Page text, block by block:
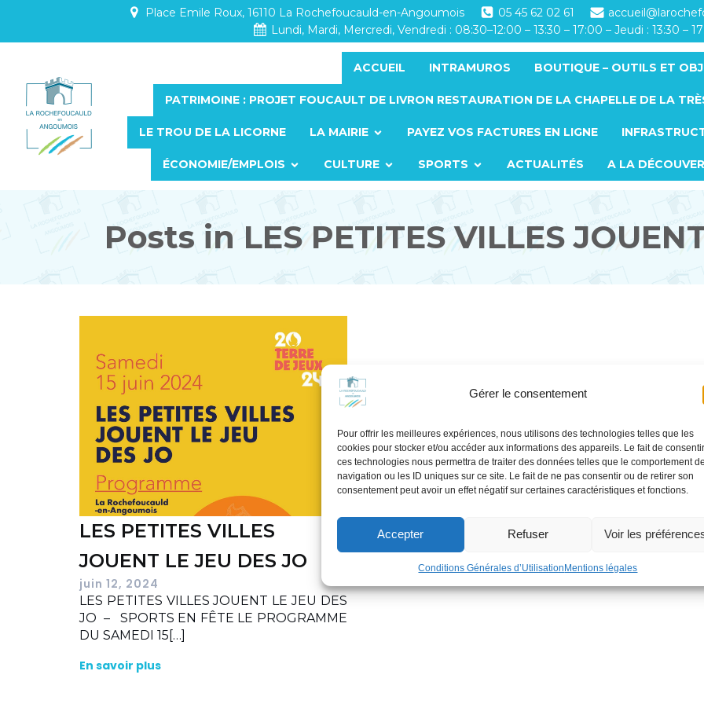
Gérer le consentement
Pour offrir les meilleures expériences, nous utilisons des technologies telles que les
cookies pour stocker et/ou accéder aux informations des appareils. Le fait de
ces technologies nous permettra de traiter des données telles que le comportement de
navigation ou les ID uniques sur ce site. Le fait de ne pas consentir ou de retirer son
consentement peut avoir un effet négatif sur certaines caractéristiques et fonctions.
Accepter Refuser Voir les
Conditions Générales d’UtilisationMentions légales
Place Emile Roux, 16110 La Rochefoucauld-en-Angoumois 05 45 62 02 61
Lundi, Mardi, Mercredi, Vendredi : 08:30–12:00 – 13:30 – 17:00 – Jeudi : 13:30 –
ACCUEIL INTRAMUROS BOUTIQUE – OUTILS ET
PATRIMOINE : PROJET FOUCAULT DE LIVRON RESTAURATION DE LA CHAPELLE DE LA
LE TROU DE LA LICORNE LA MAIRIE PAYEZ VOS FACTURES EN LIGNE
ÉCONOMIE/EMPLOIS CULTURE SPORTS ACTUALITÉS A LA
Posts in LES PETITES VILLES
LES PETITES VILLES
JOUENT LE JEU DES JO
juin 12, 2024
LES PETITES VILLES JOUENT LE JEU DES
JO – SPORTS EN FÊTE LE PROGRAMME
DU SAMEDI 15[…]
En savoir plus